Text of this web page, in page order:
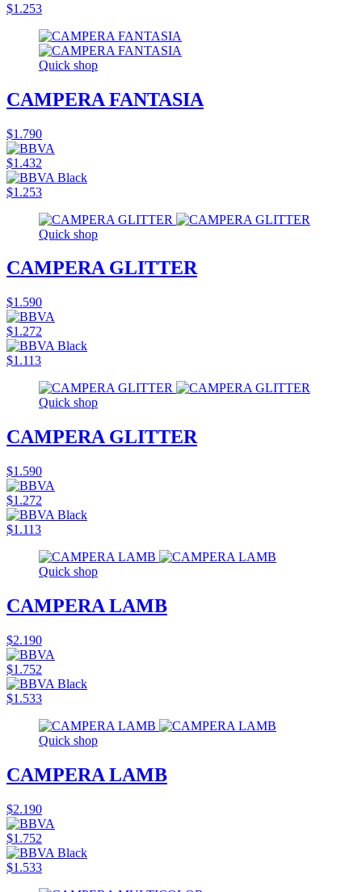
$1.253
Quick shop
CAMPERA FANTASIA
$1.790
$1.432
$1.253
Quick shop
CAMPERA GLITTER
$1.590
$1.272
$1.113
Quick shop
CAMPERA GLITTER
$1.590
$1.272
$1.113
Quick shop
CAMPERA LAMB
$2.190
$1.752
$1.533
Quick shop
CAMPERA LAMB
$2.190
$1.752
$1.533